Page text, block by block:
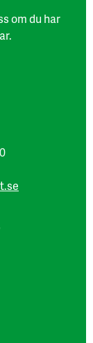
om du har